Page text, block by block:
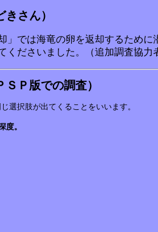
さん）
」では海竜の卵を返却するため
くださいました。（追加調査協力
Ｐ版での調査）
選択肢が出てくることをいいます。
度。